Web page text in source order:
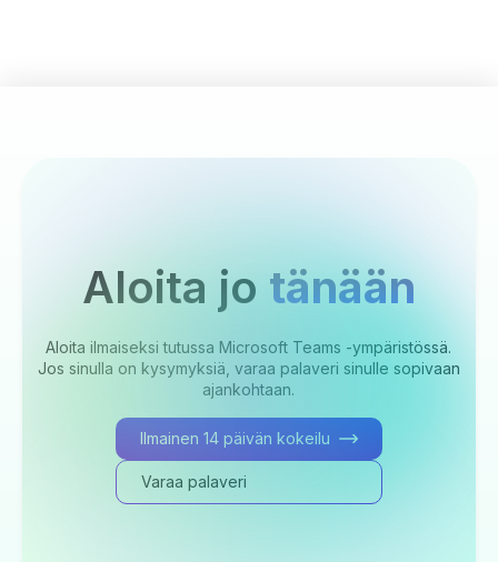
Aloita jo tänään
Aloita ilmaiseksi tutussa Microsoft Teams -ympäristössä.
Jos sinulla on kysymyksiä, varaa palaveri sinulle sopivaan
ajankohtaan.
Ilmainen 14 päivän kokeilu
Varaa palaveri